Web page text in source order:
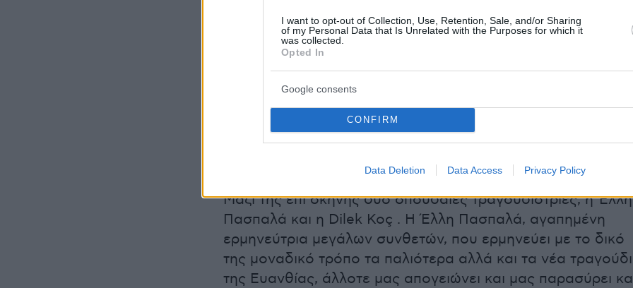
I want to opt-out of Collection, Use, Retention, Sale, and/or Sharing
of my Personal Data that Is Unrelated with the Purposes for which it
was collected.
Opted In
Google consents
CONFIRM
Data Deletion Data Access Privacy Policy
Μαζί της επί σκηνής δύο σπουδαίες τραγουδίστριες, η Έλλη
Πασπαλά και η Dilek Koç . Η Έλλη Πασπαλά, αγαπημένη
ερμηνεύτρια μεγάλων συνθετών, που ερμηνεύει με το δικό
της μοναδικό τρόπο τα παλιότερα αλλά και τα νέα
της Ευανθίας, άλλοτε μας απογειώνει και μας παρασύρει